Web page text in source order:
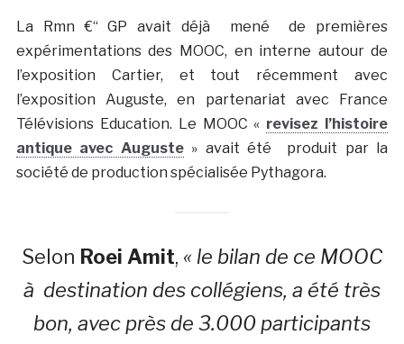
La Rmn €“ GP avait déjà mené de premières
expérimentations des MOOC, en interne autour de
l’exposition Cartier, et tout récemment avec
l’exposition Auguste, en partenariat avec France
Télévisions Education. Le MOOC « revisez l’histoire
antique avec Auguste» avait été produit par la
société de production spécialisée Pythagora.
Selon Roei Amit, « le bilan de ce MOOC
à destination des collégiens, a été très
bon, avec près de 3.000 participants